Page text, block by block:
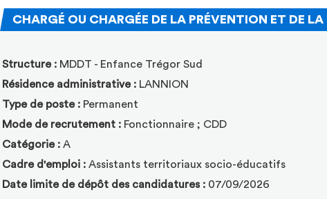
CHARGÉ OU CHARGÉE DE LA PRÉVENTION ET DE
Structure : MDDT - Enfance Trégor Sud
Résidence administrative : LANNION
Type de poste : Permanent
Mode de recrutement : Fonctionnaire ; CDD
Catégorie : A
Cadre d'emploi : Assistants territoriaux socio-éducatifs
Date limite de dépôt des candidatures : 07/09/2026